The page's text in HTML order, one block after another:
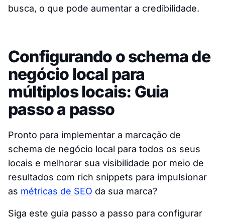
busca, o que pode aumentar a credibilidade.
Configurando o schema de
negócio local para
múltiplos locais: Guia
passo a passo
Pronto para implementar a marcação de
schema de negócio local para todos os seus
locais e melhorar sua visibilidade por meio de
resultados com rich snippets para impulsionar
as métricas de SEO da sua marca?
Siga este guia passo a passo para configurar